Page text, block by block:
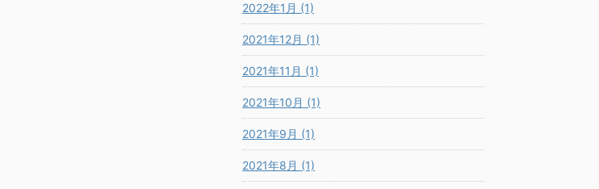
2022年1月 (1)
2021年12月 (1)
2021年11月 (1)
2021年10月 (1)
2021年9月 (1)
2021年8月 (1)